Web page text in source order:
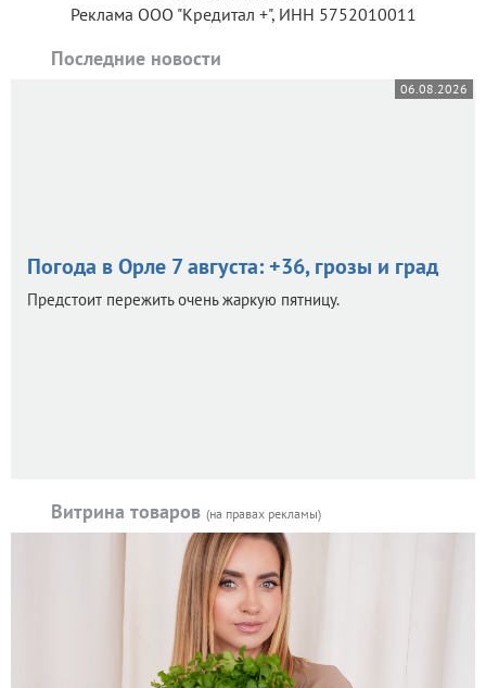
Реклама ООО "Кредитал +", ИНН 5752010011
Последние новости
06.08.2026
Погода в Орле 7 августа: +36, грозы и град
Предстоит пережить очень жаркую пятницу.
Витрина товаров (на правах рекламы)